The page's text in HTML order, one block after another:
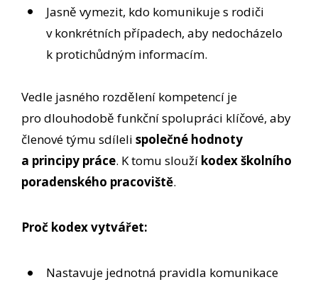
Jasně vymezit, kdo komunikuje s rodiči
v konkrétních případech, aby nedocházelo
k protichůdným informacím.
Vedle jasného rozdělení kompetencí je
pro dlouhodobě funkční spolupráci klíčové, aby
členové týmu sdíleli společné hodnoty
a principy práce. K tomu slouží kodex školního
poradenského pracoviště.
Proč kodex vytvářet:
Nastavuje jednotná pravidla komunikace